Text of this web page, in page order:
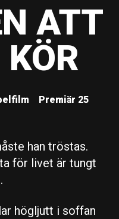
ATT
Premiär 25
han tröstas.
för livet är tungt
högljutt i soffan